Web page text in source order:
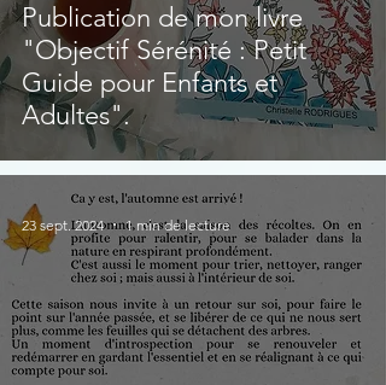
Publication de mon livre
"Objectif Sérénité : Petit
Guide pour Enfants et
Adultes".
23 sept. 2024 1 min de lecture